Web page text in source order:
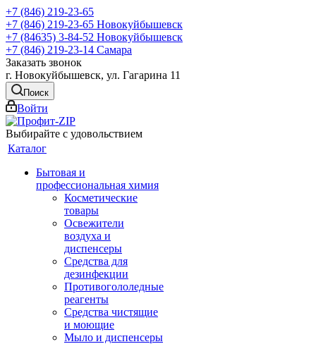
+7 (846) 219-23-65
+7 (846) 219-23-65 Новокуйбышевск
+7 (84635) 3-84-52 Новокуйбышевск
+7 (846) 219-23-14 Самара
Заказать звонок
г. Новокуйбышевск, ул. Гагарина 11
Поиск
Войти
Выбирайте с удовольствием
Каталог
Бытовая и
профессиональная химия
Косметические
товары
Освежители
воздуха и
диспенсеры
Средства для
дезинфекции
Противогололедные
реагенты
Средства чистящие
и моющие
Мыло и диспенсеры